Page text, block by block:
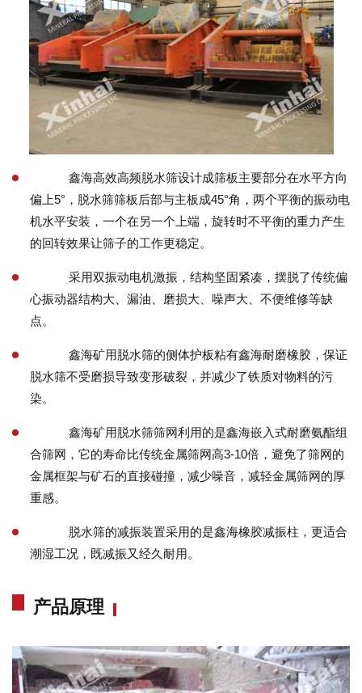
鑫海高效高频脱水筛设计成筛板主要部分在水平方向
偏上5°，脱水筛筛板后部与主板成45°角，两个平衡的振动电
机水平安装，一个在另一个上端，旋转时不平衡的重力产生
的回转效果让筛子的工作更稳定。
采用双振动电机激振，结构坚固紧凑，摆脱了传统偏
心振动器结构大、漏油、磨损大、噪声大、不便维修等缺
点。
鑫海矿用脱水筛的侧体护板粘有鑫海耐磨橡胶，保证
脱水筛不受磨损导致变形破裂，并减少了铁质对物料的污
染。
鑫海矿用脱水筛筛网利用的是鑫海嵌入式耐磨氨酯组
合筛网，它的寿命比传统金属筛网高3-10倍，避免了筛网的
金属框架与矿石的直接碰撞，减少噪音，减轻金属筛网的厚
重感。
脱水筛的减振装置采用的是鑫海橡胶减振柱，更适合
潮湿工况，既减振又经久耐用。
产品原理